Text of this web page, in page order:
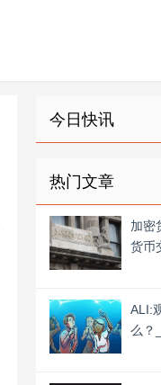
今日快讯
热门文章
加密
货币
ALI:
么？